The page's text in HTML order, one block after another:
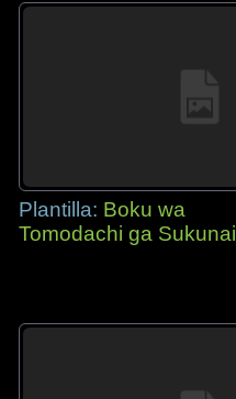
Plantilla: Boku wa
Tomodachi ga Sukunai